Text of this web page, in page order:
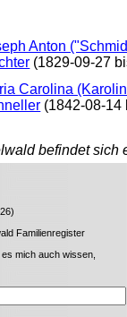
Anton
(1829-09-27
Carolina
(1842-08-14
befindet sich
Familienregister
mich auch wissen,